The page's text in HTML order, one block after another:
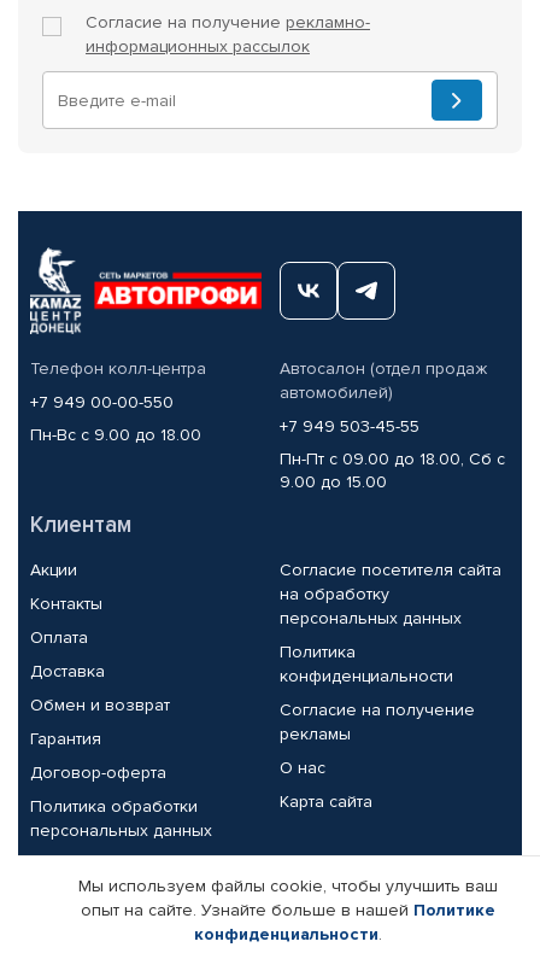
Согласие на получение рекламно-
информационных рассылок
Телефон колл-центра
+7 949 00-00-550
Пн-Вс с 9.00 до 18.00
Автосалон (отдел продаж
автомобилей)
+7 949 503-45-55
Пн-Пт с 09.00 до 18.00, Сб с
9.00 до 15.00
Клиентам
Акции
Контакты
Оплата
Доставка
Обмен и возврат
Гарантия
Договор-оферта
Политика обработки
персональных данных
Согласие посетителя сайта
на обработку
персональных данных
Политика
конфиденциальности
Согласие на получение
рекламы
О нас
Карта сайта
Партнерам
Корпоративным клиентам
Реквизиты компании
Мы используем файлы cookie, чтобы улучшить ваш
опыт на сайте. Узнайте больше в нашей Политике
конфиденциальности.